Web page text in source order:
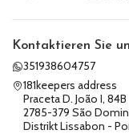
Kontaktieren Sie
351938604757
181keepers address
Praceta D. João I, 84B
2785-379 São
Distrikt Lissabon -